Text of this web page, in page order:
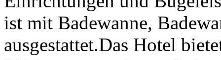
ist mit Badewanne,
ausgestattet.Das Hotel